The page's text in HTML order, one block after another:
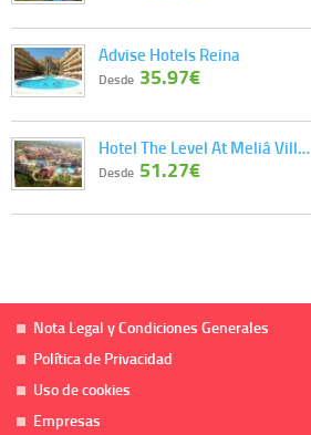
Advise Hotels Reina
Desde 35.97€
Hotel The Level At Meliá Vill…
Desde 51.27€
Nota Legal y Condiciones Generales
Política de Privacidad
Uso de cookies
Empresas